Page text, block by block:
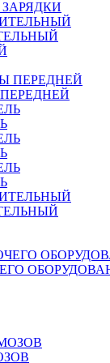
ЗАРЯДКИ
ПЕРЕДНЕЙ